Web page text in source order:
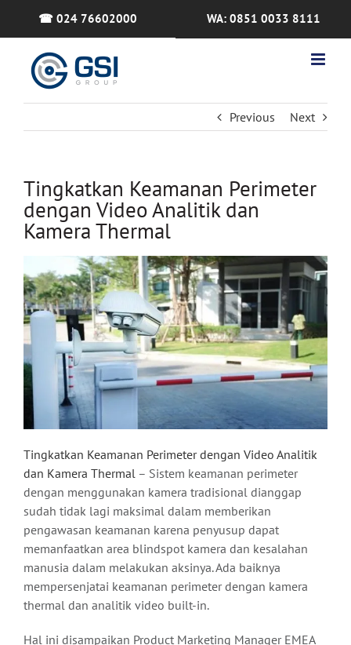
☎ 024 76602000 WA: 0851 0033 8111
Previous Next
Tingkatkan Keamanan Perimeter
dengan Video Analitik dan
Kamera Thermal
Tingkatkan Keamanan Perimeter dengan Video Analitik
dan Kamera Thermal – Sistem keamanan perimeter
dengan menggunakan kamera tradisional dianggap
sudah tidak lagi maksimal dalam memberikan
pengawasan keamanan karena penyusup dapat
memanfaatkan area blindspot kamera dan kesalahan
manusia dalam melakukan aksinya. Ada baiknya
mempersenjatai keamanan perimeter dengan kamera
thermal dan analitik video built-in.
Hal ini disampaikan Product Marketing Manager EMEA